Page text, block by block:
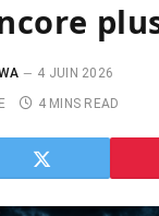
plus
4 JUIN 2026
4 MINS READ